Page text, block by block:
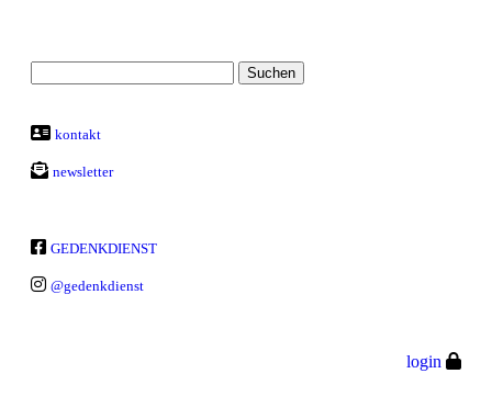
kontakt
newsletter
GEDENKDIENST
@gedenkdienst
login